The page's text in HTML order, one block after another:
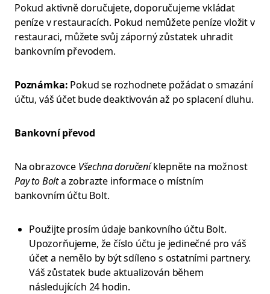
Pokud aktivně doručujete, doporučujeme vkládat
peníze v restauracích. Pokud nemůžete peníze vložit v
restauraci, můžete svůj záporný zůstatek uhradit
bankovním převodem.
Poznámka: Pokud se rozhodnete požádat o smazání
účtu, váš účet bude deaktivován až po splacení dluhu.
Bankovní převod
Na obrazovce Všechna doručeníklepněte na možnost
Pay to Bolta zobrazte informace o místním
bankovním účtu Bolt.
Použijte prosím údaje bankovního účtu Bolt.
Upozorňujeme, že číslo účtu je jedinečné pro váš
účet a nemělo by být sdíleno s ostatními partnery.
Váš zůstatek bude aktualizován během
následujících 24 hodin.